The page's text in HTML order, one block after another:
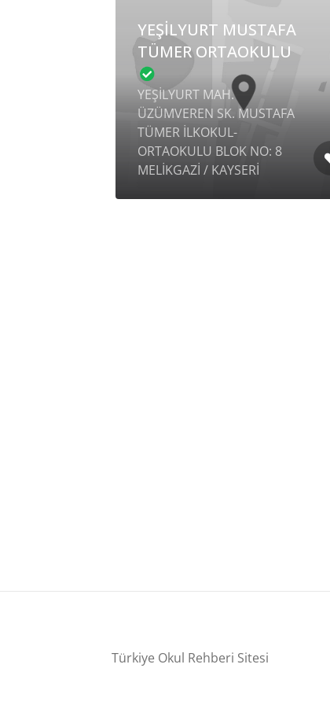
YEŞİLYURT MUSTAFA
TÜMER ORTAOKULU
YEŞİLYURT MAH.
ÜZÜMVEREN SK. MUSTAFA
TÜMER İLKOKUL-
ORTAOKULU BLOK NO: 8
MELİKGAZİ / KAYSERİ
Türkiye Okul Rehberi Sitesi